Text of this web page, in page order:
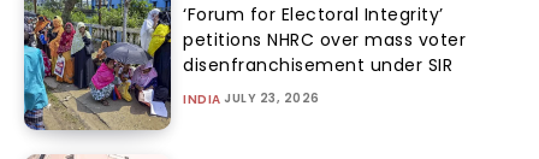
‘Forum for Electoral Integrity’
petitions NHRC over mass voter
disenfranchisement under SIR
INDIA JULY 23, 2026